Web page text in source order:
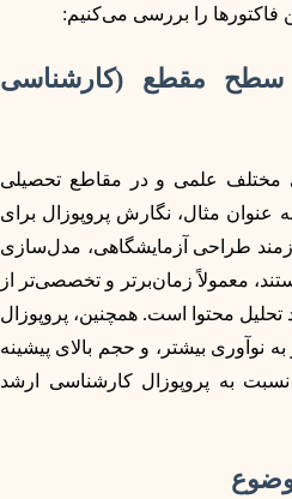
فاکتورها را بررسی می‌کنیم:
سطح مقطع (کارشناسی
مختلف علمی و در مقاطع تحصیلی
عنوان مثال، نگارش پروپوزال برای
طراحی آزمایشگاهی، مدل‌سازی
معمولاً زمان‌برتر و تخصصی‌تر از
تحلیل محتوا است. همچنین، پروپوزال
نوآوری بیشتر، و حجم بالای پیشینه
نسبت به پروپوزال کارشناسی ارشد